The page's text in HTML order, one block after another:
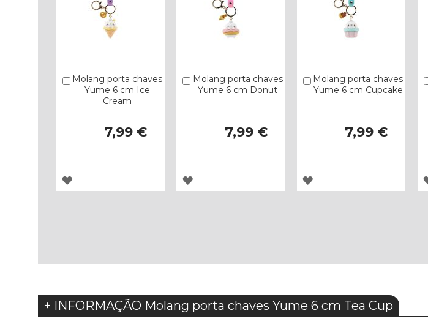
Molang porta chaves
Yume 6 cm Ice
Cream
7,99 €
Comprar
ADICIONAR
DESEJOS
Molang porta chaves
Yume 6 cm Donut
7,99 €
Comprar
ADICIONAR
DESEJOS
Molang porta chaves
Yume 6 cm Cupcake
7,99 €
Comprar
ADICIONAR
DESEJOS
+ INFORMAÇÃO Molang porta chaves Yume 6 cm Tea Cup